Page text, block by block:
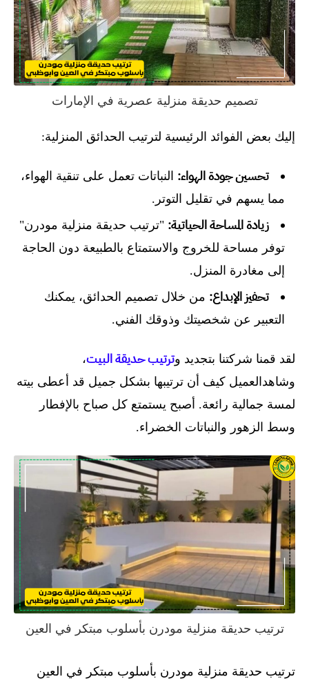
تصميم حديقة منزلية عصرية في الإمارات
إليك بعض الفوائد الرئيسية لترتيب الحدائق المنزلية:
تحسين جودة الهواء: النباتات تعمل على تنقية الهواء،
مما يسهم في تقليل التوتر.
زيادة المساحة الحياتية: "ترتيب حديقة منزلية مودرن"
توفر مساحة للخروج والاستمتاع بالطبيعة دون الحاجة
إلى مغادرة المنزل.
تحفيز الإبداع: من خلال تصميم الحدائق، يمكنك
التعبير عن شخصيتك وذوقك الفني.
لقد قمنا شركتنا بتجديد وترتيب حديقة البيت،
وشاهدالعميل كيف أن ترتيبها بشكل جميل قد أعطى بيته
لمسة جمالية رائعة. أصبح يستمتع كل صباح بالإفطار
وسط الزهور والنباتات الخضراء.
ترتيب حديقة منزلية مودرن بأسلوب مبتكر في العين
ترتيب حديقة منزلية مودرن بأسلوب مبتكر في العين